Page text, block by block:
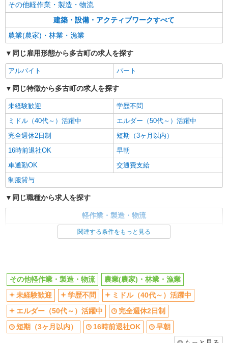
その他軽作業・製造・物流
建築・設備・アクティブワークすべて
農業(農家)・林業・漁業
同じ雇用形態から多古町の求人を探す
アルバイト パート
同じ特徴から多古町の求人を探す
未経験歓迎
学歴不問
ミドル（40代～）活躍中
エルダー（50代～）活躍中
完全週休2日制
短期（3ヶ月以内）
16時前退社OK
早朝
車通勤OK
交通費支給
制服貸与
同じ職種から求人を探す
軽作業・製造・物流
建築・設備・アクティブワーク
短期（3ヶ月以内）
車通勤OK
交通費支給
関連する条件をもっと見る
その他軽作業・製造・物流
農業(農家)・林業・漁業
未経験歓迎
学歴不問
ミドル（40代～）活躍中
エルダー（50代～）活躍中
完全週休2日制
短期（3ヶ月以内）
16時前退社OK
早朝